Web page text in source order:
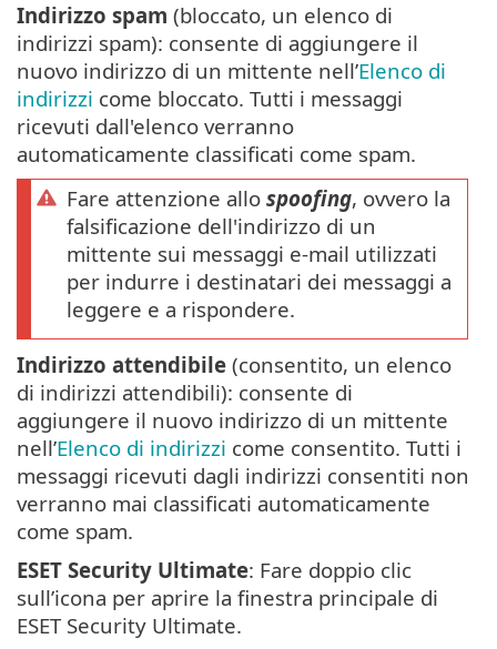
Indirizzo spam (bloccato, un elenco di
indirizzi spam): consente di aggiungere il
nuovo indirizzo di un mittente nell’Elenco di
indirizzi come bloccato. Tutti i messaggi
ricevuti dall'elenco verranno
automaticamente classificati come spam.
Fare attenzione allo spoofing, ovvero la
falsificazione dell'indirizzo di un
mittente sui messaggi e-mail utilizzati
per indurre i destinatari dei messaggi a
leggere e a rispondere.
Indirizzo attendibile (consentito, un elenco
di indirizzi attendibili): consente di
aggiungere il nuovo indirizzo di un mittente
nell’Elenco di indirizzi come consentito. Tutti i
messaggi ricevuti dagli indirizzi consentiti non
verranno mai classificati automaticamente
come spam.
ESET Security Ultimate: Fare doppio clic
sull’icona per aprire la finestra principale di
ESET Security Ultimate.